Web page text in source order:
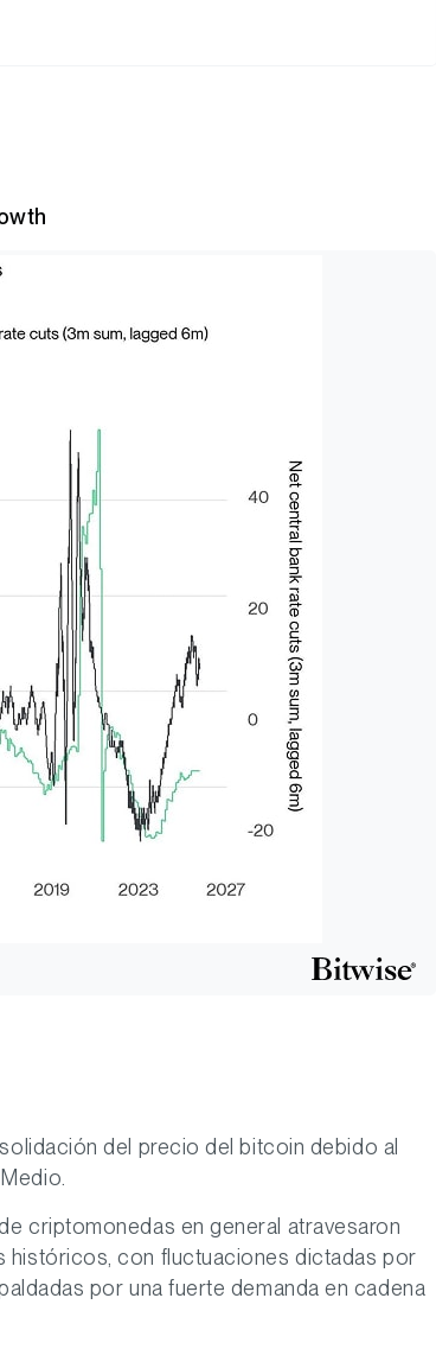
del precio del bitcoin debido al
criptomonedas en general atravesaron
históricos, con fluctuaciones dictadas por
por una fuerte demanda en cadena